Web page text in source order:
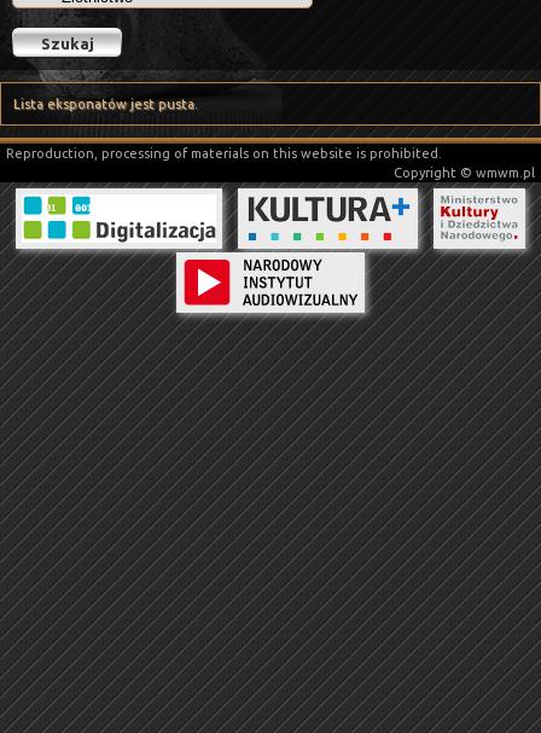
Lista eksponatów jest pusta.
Reproduction, processing of materials on this website is prohibited.
Copyright © wmwm.pl